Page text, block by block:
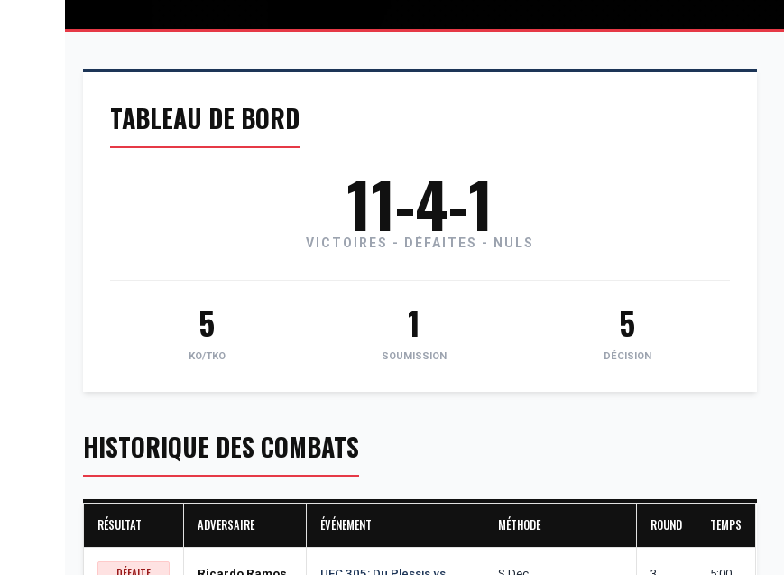
TABLEAU DE BORD
11-4-1
VICTOIRES - DÉFAITES - NULS
5
KO/TKO
1
SOUMISSION
5
DÉCISION
HISTORIQUE DES COMBATS
RÉSULTAT ADVERSAIRE ÉVÉNEMENT MÉTHODE ROUND TEMPS